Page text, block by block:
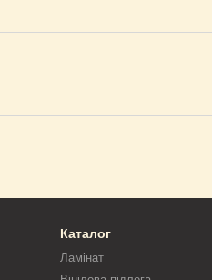
Каталог
Ламінат